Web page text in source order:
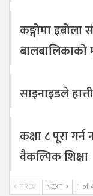
कङ्गोमा
साइनाइडले
कक्षा ८ पूरा
वैकल्पिक शिक्षा
PREV NEXT 1 of